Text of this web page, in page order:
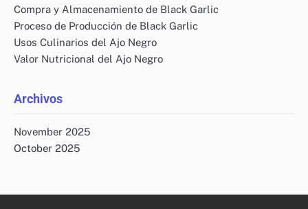
Compra y Almacenamiento de Black Garlic
Proceso de Producción de Black Garlic
Usos Culinarios del Ajo Negro
Valor Nutricional del Ajo Negro
Archivos
November 2025
October 2025